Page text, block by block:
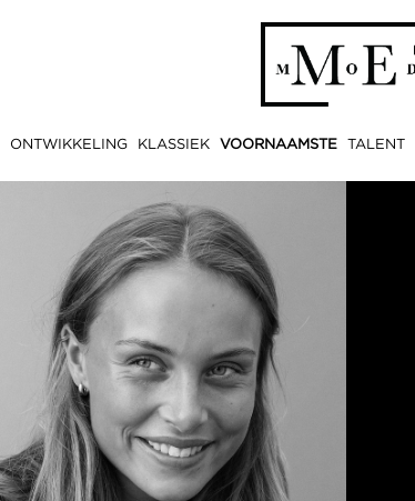
ONTWIKKELING KLASSIEK VOORNAAMSTE TALENT